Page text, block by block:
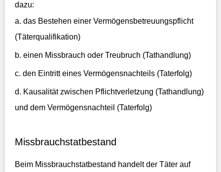
dazu:
das Bestehen einer Vermögensbetreuungspflicht
(Täterqualifikation)
einen Missbrauch oder Treubruch (Tathandlung)
den Eintritt eines Vermögensnachteils (Taterfolg)
Kausalität zwischen Pflichtverletzung (Tathandlung)
und dem Vermögensnachteil (Taterfolg)
Missbrauchstatbestand
Beim Missbrauchstatbestand handelt der Täter auf